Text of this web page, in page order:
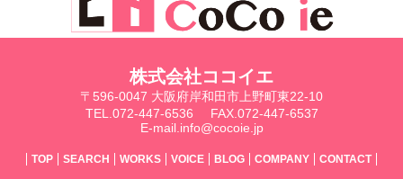
株式会社ココイエ
〒596-0047 大阪府岸和田市上野町東22-10
TEL.072-447-6536
FAX.072-447-6537
E-mail.info@cocoie.jp
TOP SEARCH WORKS VOICE BLOG COMPANY CONTACT